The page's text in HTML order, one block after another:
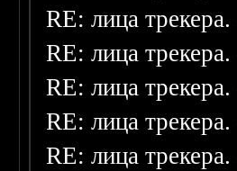
RE: лица трекера.
RE: лица трекера.
RE: лица трекера.
RE: лица трекера.
RE: лица трекера.